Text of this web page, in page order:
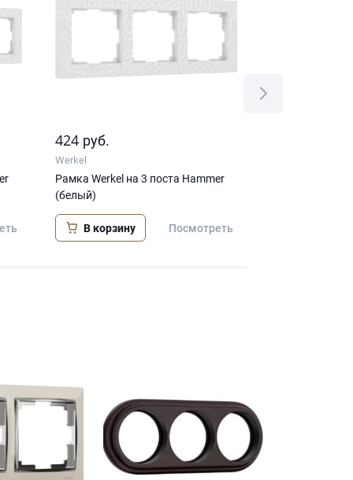
424 руб.
Werkel
Рамка Werkel на 3 поста Hammer
(белый)
В корзину Посмотреть